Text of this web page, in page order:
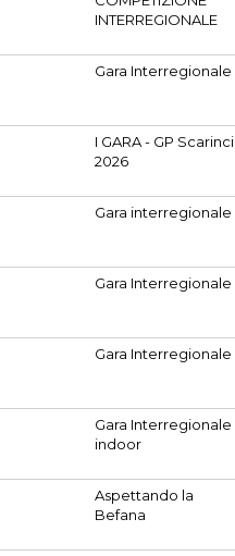
INTERREGIONALE
Gara Interregionale
I GARA - GP Scarinci
2026
Gara interregionale
Gara Interregionale
Gara Interregionale
Gara Interregionale
indoor
Aspettando la
Befana